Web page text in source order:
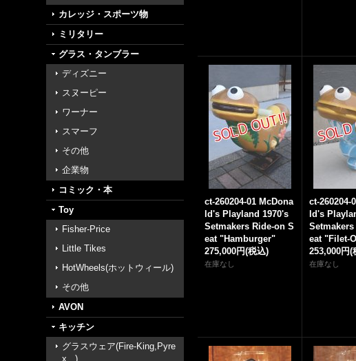
カレッジ・スポーツ物
ミリタリー
グラス・タンブラー
ディズニー
スヌーピー
ワーナー
スマーフ
その他
企業物
コミック・本
Toy
Fisher-Price
Little Tikes
HotWheels(ホットウィール)
その他
AVON
キッチン
グラスウェア(Fire-King,Pyre
x...)
ct-260204-01 McDona
ld's Playland 1970's
Setmakers Ride-on S
eat "Hamburger"
275,000円(税込)
在庫なし
ct-260204-
ld's
eat "Filet-
253,000円(
在庫なし